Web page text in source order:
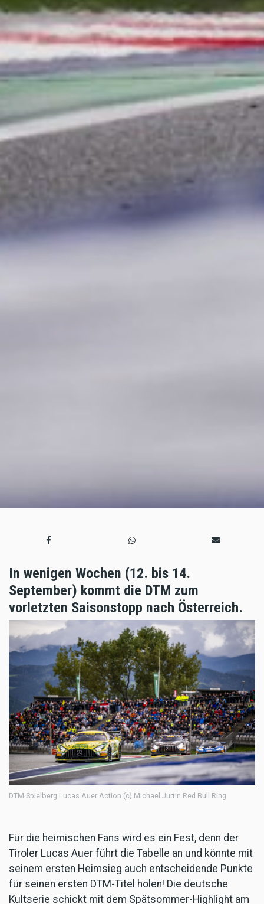
In wenigen Wochen (12. bis 14.
September) kommt die DTM zum
vorletzten Saisonstopp nach Österreich.
DTM Spielberg Lucas Auer Action (c) Michael Jurtin Red Bull Ring
Für die heimischen Fans wird es ein Fest, denn der
Tiroler Lucas Auer führt die Tabelle an und könnte mit
seinem ersten Heimsieg auch entscheidende Punkte
für seinen ersten DTM-Titel holen! Die deutsche
Kultserie schickt mit dem Spätsommer-Highlight am